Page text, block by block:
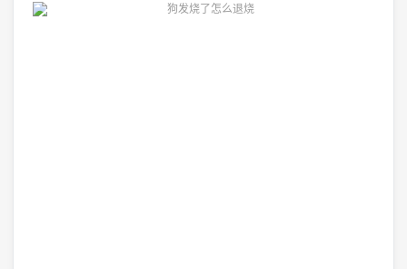
需要花时间去了解你的狗，观察它的行为，了解它的喜好和不喜